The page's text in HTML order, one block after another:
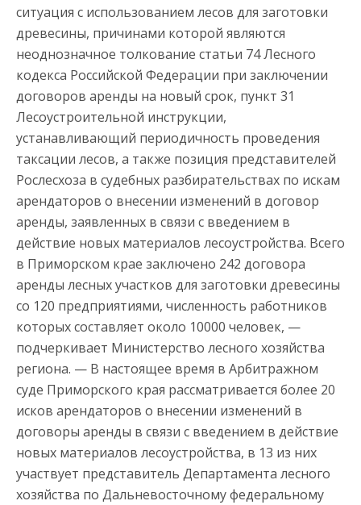
ситуация с использованием лесов для заготовки
древесины, причинами которой являются
неоднозначное толкование статьи 74 Лесного
кодекса Российской Федерации при заключении
договоров аренды на новый срок, пункт 31
Лесоустроительной инструкции,
устанавливающий периодичность проведения
таксации лесов, а также позиция представителей
Рослесхоза в судебных разбирательствах по искам
арендаторов о внесении изменений в договор
аренды, заявленных в связи с введением в
действие новых материалов лесоустройства. Всего
в Приморском крае заключено 242 договора
аренды лесных участков для заготовки древесины
со 120 предприятиями, численность работников
которых составляет около 10000 человек, —
подчеркивает Министерство лесного хозяйства
региона. — В настоящее время в Арбитражном
суде Приморского края рассматривается более 20
исков арендаторов о внесении изменений в
договоры аренды в связи с введением в действие
новых материалов лесоустройства, в 13 из них
участвует представитель Департамента лесного
хозяйства по Дальневосточному федеральному